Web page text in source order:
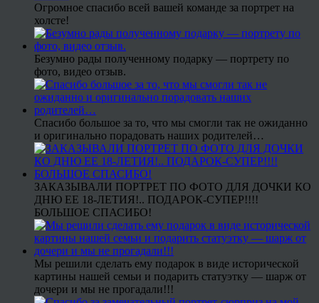
Огромное спасибо всей вашей команде за портрет на
холсте!
Безумно рады полученному подарку — портрету по
фото, видео отзыв.
Спасибо большое за то, что мы смогли так не ожиданно
и оригинально порадовать наших родителей…
ЗАКАЗЫВАЛИ ПОРТРЕТ ПО ФОТО ДЛЯ ДОЧКИ КО
ДНЮ ЕЕ 18-ЛЕТИЯ!.. ПОДАРОК-СУПЕР!!!!
БОЛЬШОЕ СПАСИБО!
Мы решили сделать ему подарок в виде исторической
картины нашей семьи и подарить статуэтку — шарж от
дочери и мы не прогадали!!!